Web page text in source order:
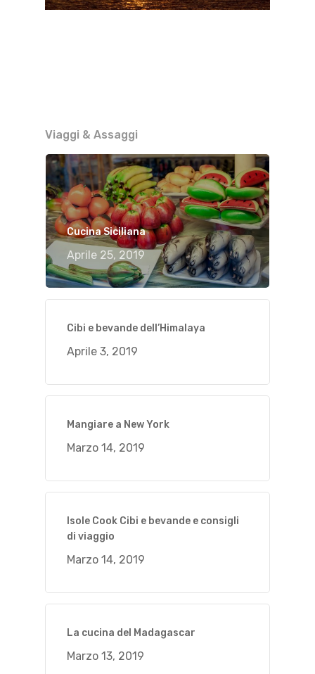
Viaggi & Assaggi
Cucina Siciliana
Aprile 25, 2019
Cibi e bevande dell’Himalaya
Aprile 3, 2019
Mangiare a New York
Marzo 14, 2019
Isole Cook Cibi e bevande e consigli
di viaggio
Marzo 14, 2019
La cucina del Madagascar
Marzo 13, 2019